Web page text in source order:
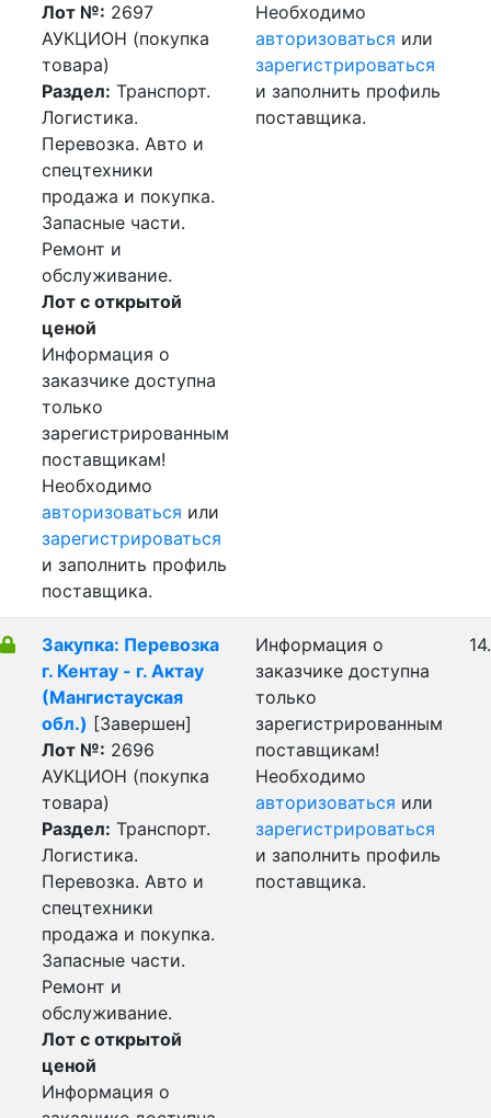
Лот №: 2697
АУКЦИОН (покупка
товара)
Раздел: Транспорт.
Логистика.
Перевозка. Авто и
спецтехники
продажа и покупка.
Запасные части.
Ремонт и
обслуживание.
Лот с открытой
ценой
Информация о
заказчике доступна
только
зарегистрированным
поставщикам!
Необходимо
авторизоваться или
зарегистрироваться
и заполнить профиль
поставщика.
Необходимо
авторизоваться или
зарегистрироваться
и заполнить профиль
поставщика.
Закупка: Перевозка
г. Кентау - г. Актау
(Мангистауская
обл.) [Завершен]
Лот №: 2696
АУКЦИОН (покупка
товара)
Раздел: Транспорт.
Логистика.
Перевозка. Авто и
спецтехники
продажа и покупка.
Запасные части.
Ремонт и
обслуживание.
Лот с открытой
ценой
Информация о
Информация о
заказчике доступна
только
зарегистрированным
поставщикам!
Необходимо
авторизоваться или
зарегистрироваться
и заполнить профиль
поставщика.